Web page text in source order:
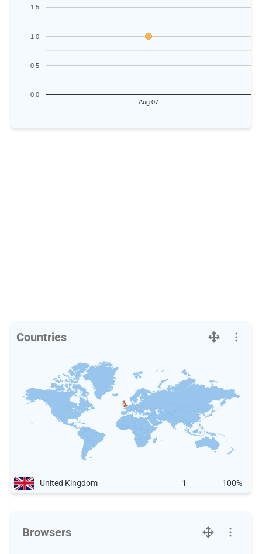
Aug 07
0.0
0.5
1.0
1.5
Countries
United Kingdom 1 100%
Browsers